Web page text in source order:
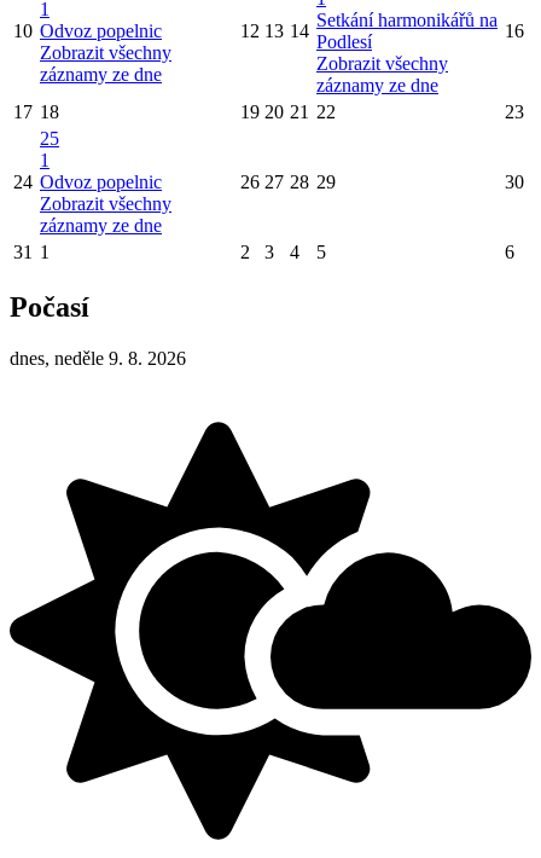
10
1
Odvoz popelnic
Zobrazit všechny
záznamy ze dne
12 13 14
Setkání harmonikářů na
Podlesí
Zobrazit všechny
záznamy ze dne
16
17 18 19 20 21 22 23
24
25
1
Odvoz popelnic
Zobrazit všechny
záznamy ze dne
26 27 28 29 30
31 1 2 3 4 5 6
Počasí
dnes, neděle 9. 8. 2026